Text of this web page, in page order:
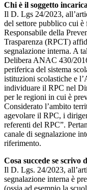
Chi è il soggetto
Il D. Lgs 24/2023,
del settore pubblico cui
Responsabile della
Trasparenza (RPCT)
segnalazione interna. A
Delibera ANAC 430/
periferica del sistema
istituzioni scolastiche e
individuare il RPC nel
per le regioni in cui è
Considerato l’ambito
agevolare il RPC, i
referenti del RPC”.
canale di segnalazione
riferimento.
Cosa succede se scrivo
Il D. Lgs. 24/2023,
segnalazione interna è